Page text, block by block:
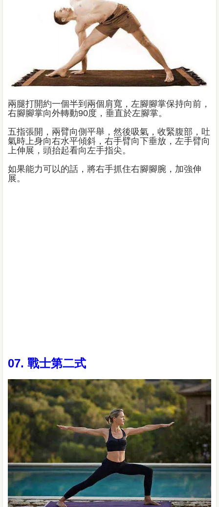
兩腿打開約一個半到兩個肩寬，左腳腳掌保持向前，
右腳腳掌向外轉動90度，垂直於左腳掌。
五指張開，兩臂向側平舉，然後吸氣，收緊腹部，吐
氣時上身向右水平傾斜，右手臂向下垂放，左手臂向
上伸展，頭抬起看向左手指尖。
如果能力可以的話，將右手抓住右腳腳腕，加強伸
展。
07. 戰士第二式